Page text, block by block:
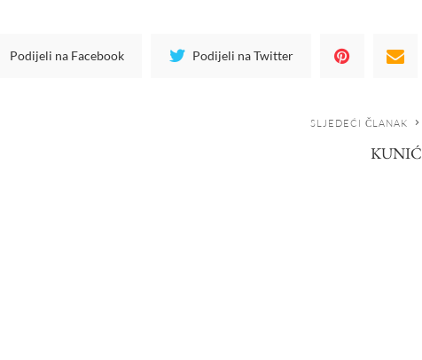
Podijeli na Facebook Podijeli na Twitter
SLJEDEĆI ČLANAK
KUNIĆ